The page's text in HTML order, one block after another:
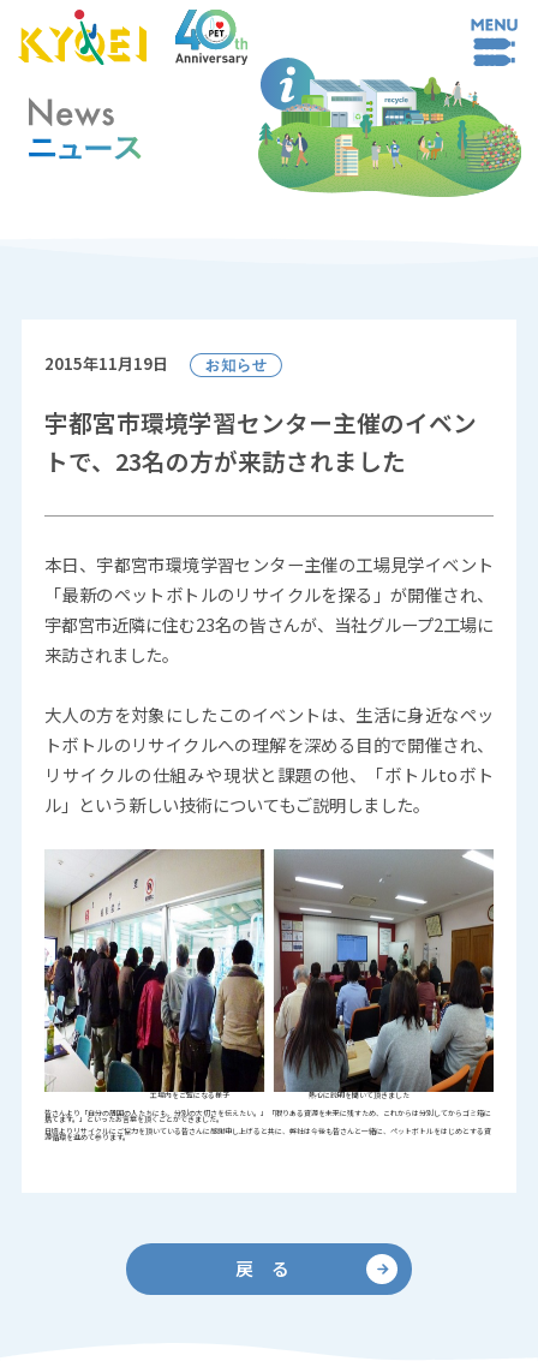
2015年11月19日
宇都宮市環境学習センター主催のイベン
トで、23名の方が来訪されました
本日、宇都宮市環境学習センター主催の工場見学イベント
「最新のペットボトルのリサイクルを探る」が開催され、
宇都宮市近隣に住む23名の皆さんが、当社グループ2工場に
来訪されました。
大人の方を対象にしたこのイベントは、生活に身近なペッ
トボトルのリサイクルへの理解を深める目的で開催され、
リサイクルの仕組みや現状と課題の他、「ボトルtoボト
ル」という新しい技術についてもご説明しました。
工場内をご覧になる様子 熱心に説明を聞いて頂きました
皆さんより「自分の周囲の人たちにも、分別の大切さを伝えたい。」「限りある資源を未来に残すため、これからは分別してからゴミ箱に
捨てます。」といったお言葉を頂くことができました。
日頃よりリサイクルにご協力を頂いている皆さんに感謝申し上げると共に、弊社は今後も皆さんと一緒に、ペットボトルをはじめとする資
源循環を進めて参ります。
戻 る